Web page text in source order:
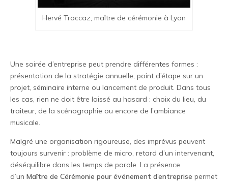
Hervé Troccaz, maître de cérémonie à Lyon
Une soirée d’entreprise peut prendre différentes formes :
présentation de la stratégie annuelle, point d’étape sur un
projet, séminaire interne ou lancement de produit. Dans tous
les cas, rien ne doit être laissé au hasard : choix du lieu, du
traiteur, de la scénographie ou encore de l’ambiance
musicale.
Malgré une organisation rigoureuse, des imprévus peuvent
toujours survenir : problème de micro, retard d’un intervenant,
déséquilibre dans les temps de parole. La présence
d’un Maître de Cérémonie pour événement d’entreprise permet